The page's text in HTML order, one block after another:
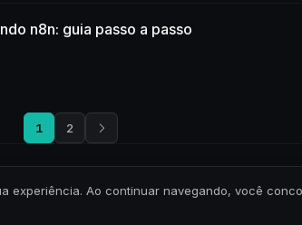
n8n: guia passo a passo
1 2
experiência. Ao continuar navegando, você